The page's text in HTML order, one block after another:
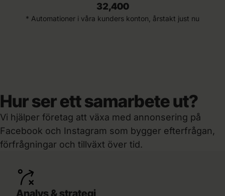
32,400
* Automationer i våra kunders konton, årstakt just nu
Hur ser ett samarbete ut?
Vi hjälper företag att växa med annonsering på
Facebook och Instagram som bygger efterfrågan,
förfrågningar och tillväxt över tid.
Analys & strategi